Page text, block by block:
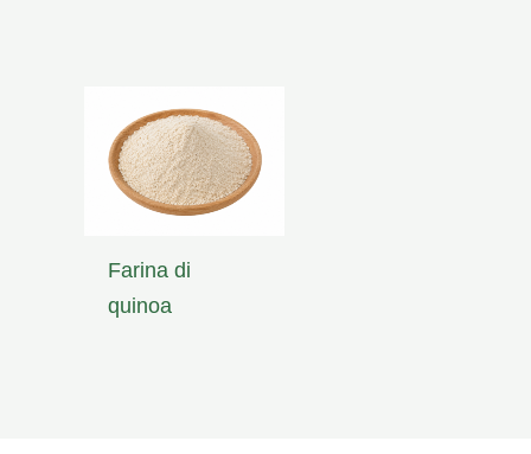
Farina di
quinoa